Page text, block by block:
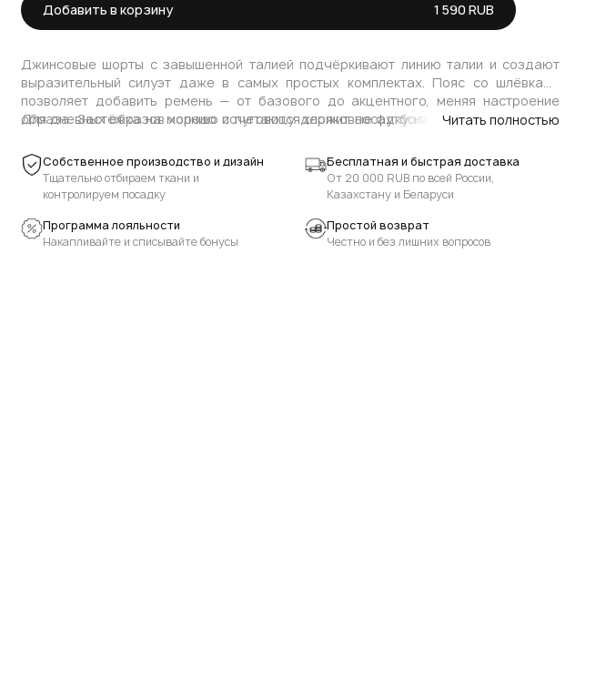
XL Осталось мало
Добавить в корзину 1 590 RUB
Джинсовые шорты с завышенной талией подчёркивают линию талии и создают
выразительный силуэт даже в самых простых комплектах. Пояс со шлёвками
позволяет добавить ремень — от базового до акцентного, меняя настроение
образа. Застёжка на молнию и пуговицу держит посадку надёжно и аккуратно,
накладных кармана сзади визуально формируют мягкую линию бедра и
добавляют немного характера классическим деним‑шортам.
Для дневных образов хорошо сочетаются хлопковые футболки, майки, кроп‑топы,
погоду уместны простые топы и льняные рубашки — шорты берут на себя роль
базы, а верх добавляет цвет или фактуру. Из обуви подойдут кроссовки, кеды,
сандалии, шлёпанцы, лоферы на плоском ходу; для более собранного настроения
компактной сумкой.
Читать полностью
Собственное производство и дизайн
Тщательно отбираем ткани и
контролируем посадку
Бесплатная и быстрая доставка
От 20 000 RUB по всей России,
Казахстану и Беларуси
Программа лояльности
Накапливайте и списывайте бонусы
Простой возврат
Честно и без лишних вопросов